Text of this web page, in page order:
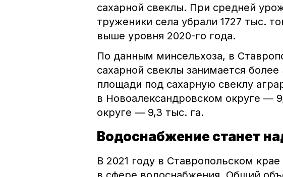
сахарной свеклы. При средней
труженики села убрали 1727 тыс.
выше уровня 2020-го года.
По данным минсельхоза, в
сахарной свеклы занимается
площади под сахарную свеклу
в Новоалександровском округе —
округе — 9,3 тыс. га.
Водоснабжение станет
В 2021 году в Ставропольском